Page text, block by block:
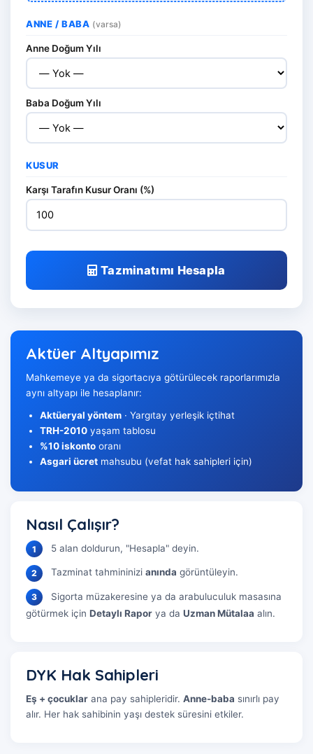
ANNE / BABA (varsa)
Anne Doğum Yılı
Baba Doğum Yılı
KUSUR
Karşı Tarafın Kusur Oranı (%)
Tazminatımı Hesapla
Aktüer Altyapımız
Mahkemeye ya da sigortacıya götürülecek raporlarımızla
aynı altyapı ile hesaplanır:
Aktüeryal yöntem · Yargıtay yerleşik içtihat
TRH-2010 yaşam tablosu
%10 iskonto oranı
Asgari ücret mahsubu (vefat hak sahipleri için)
Nasıl Çalışır?
1 5 alan doldurun, "Hesapla" deyin.
2 Tazminat tahmininizi anında görüntüleyin.
3
Sigorta müzakeresine ya da arabuluculuk masasına
götürmek için Detaylı Rapor ya da Uzman Mütalaa alın.
DYK Hak Sahipleri
Eş + çocuklar ana pay sahipleridir. Anne-baba sınırlı pay
alır. Her hak sahibinin yaşı destek süresini etkiler.